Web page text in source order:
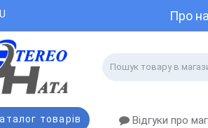
Про
товарів Відгуки про